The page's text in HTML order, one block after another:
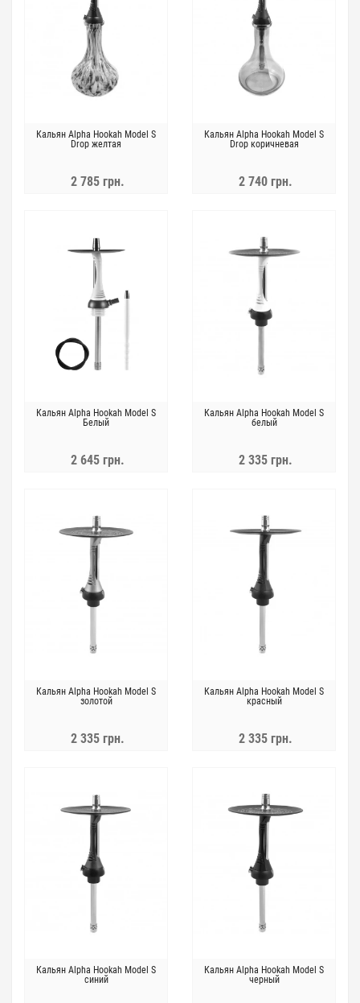
Кальян Alpha Hookah Model S
Drop желтая
2 785 грн.
Кальян Alpha Hookah Model S
Drop коричневая
2 740 грн.
Кальян Alpha Hookah Model S
Белый
2 645 грн.
Кальян Alpha Hookah Model S
белый
2 335 грн.
Кальян Alpha Hookah Model S
золотой
2 335 грн.
Кальян Alpha Hookah Model S
красный
2 335 грн.
Кальян Alpha Hookah Model S
синий
Кальян Alpha Hookah Model S
черный